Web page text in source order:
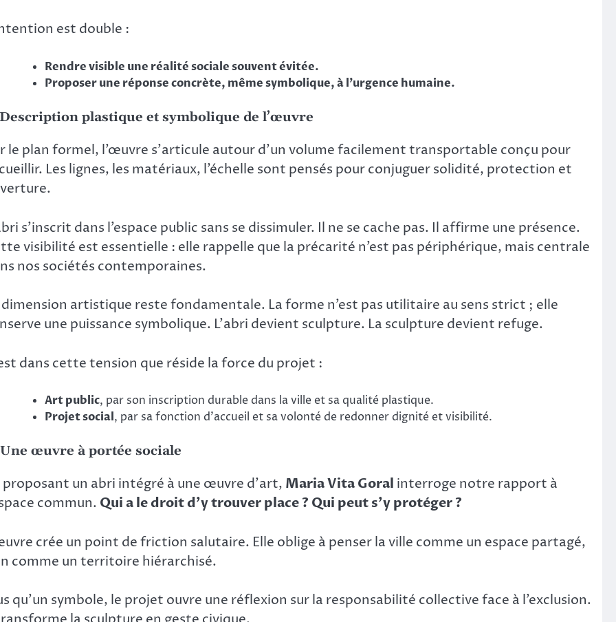
est double :
Rendre visible une réalité sociale souvent évitée.
Proposer une réponse concrète, même symbolique, à l’urgence humaine.
plastique et symbolique de l’œuvre
le plan formel, l’œuvre s’articule autour d’un volume facilement transportable conçu pour
Les lignes, les matériaux, l’échelle sont pensés pour conjuguer solidité, protection et
s’inscrit dans l’espace public sans se dissimuler. Il ne se cache pas. Il affirme une présence.
visibilité est essentielle : elle rappelle que la précarité n’est pas périphérique, mais centrale
nos sociétés contemporaines.
dimension artistique reste fondamentale. La forme n’est pas utilitaire au sens strict ; elle
une puissance symbolique. L’abri devient sculpture. La sculpture devient refuge.
dans cette tension que réside la force du projet :
Art public, par son inscription durable dans la ville et sa qualité plastique.
Projet social, par sa fonction d’accueil et sa volonté de redonner dignité et visibilité.
œuvre à portée sociale
proposant un abri intégré à une œuvre d’art, Maria Vita Goral interroge notre rapport à
commun. Qui a le droit d’y trouver place ? Qui peut s’y protéger ?
crée un point de friction salutaire. Elle oblige à penser la ville comme un espace partagé,
comme un territoire hiérarchisé.
qu’un symbole, le projet ouvre une réflexion sur la responsabilité collective face à l’exclusion.